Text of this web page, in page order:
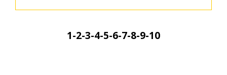
1-2-3-4-5-6-7-8-9-10